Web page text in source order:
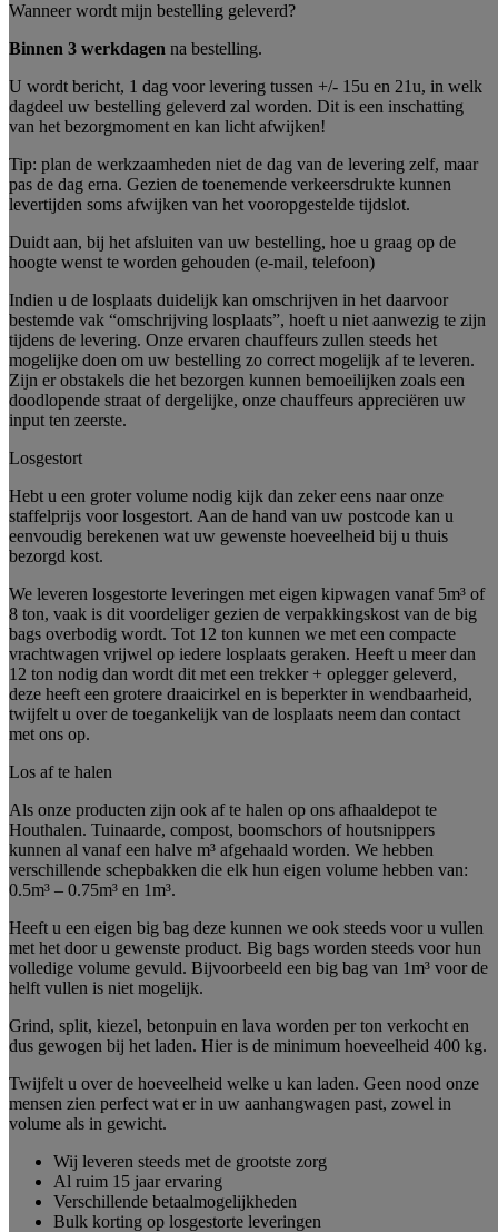
Wanneer wordt mijn bestelling geleverd?
Binnen 3 werkdagen na bestelling.
U wordt bericht, 1 dag voor levering tussen +/- 15u en 21u, in welk
dagdeel uw bestelling geleverd zal worden. Dit is een inschatting
van het bezorgmoment en kan licht afwijken!
Tip: plan de werkzaamheden niet de dag van de levering zelf, maar
pas de dag erna. Gezien de toenemende verkeersdrukte kunnen
levertijden soms afwijken van het vooropgestelde tijdslot.
Duidt aan, bij het afsluiten van uw bestelling, hoe u graag op de
hoogte wenst te worden gehouden (e-mail, telefoon)
Indien u de losplaats duidelijk kan omschrijven in het daarvoor
bestemde vak “omschrijving losplaats”, hoeft u niet aanwezig te zijn
tijdens de levering. Onze ervaren chauffeurs zullen steeds het
mogelijke doen om uw bestelling zo correct mogelijk af te leveren.
Zijn er obstakels die het bezorgen kunnen bemoeilijken zoals een
doodlopende straat of dergelijke, onze chauffeurs appreciëren uw
input ten zeerste.
Losgestort
Hebt u een groter volume nodig kijk dan zeker eens naar onze
staffelprijs voor losgestort. Aan de hand van uw postcode kan u
eenvoudig berekenen wat uw gewenste hoeveelheid bij u thuis
bezorgd kost.
We leveren losgestorte leveringen met eigen kipwagen vanaf 5m³ of
8 ton, vaak is dit voordeliger gezien de verpakkingskost van de big
bags overbodig wordt. Tot 12 ton kunnen we met een compacte
vrachtwagen vrijwel op iedere losplaats geraken. Heeft u meer dan
12 ton nodig dan wordt dit met een trekker + oplegger geleverd,
deze heeft een grotere draaicirkel en is beperkter in wendbaarheid,
twijfelt u over de toegankelijk van de losplaats neem dan contact
met ons op.
Los af te halen
Als onze producten zijn ook af te halen op ons afhaaldepot te
Houthalen. Tuinaarde, compost, boomschors of houtsnippers
kunnen al vanaf een halve m³ afgehaald worden. We hebben
verschillende schepbakken die elk hun eigen volume hebben van:
0.5m³ – 0.75m³ en 1m³.
Heeft u een eigen big bag deze kunnen we ook steeds voor u vullen
met het door u gewenste product. Big bags worden steeds voor hun
volledige volume gevuld. Bijvoorbeeld een big bag van 1m³ voor de
helft vullen is niet mogelijk.
Grind, split, kiezel, betonpuin en lava worden per ton verkocht en
dus gewogen bij het laden. Hier is de minimum hoeveelheid 400 kg.
Twijfelt u over de hoeveelheid welke u kan laden. Geen nood onze
mensen zien perfect wat er in uw aanhangwagen past, zowel in
volume als in gewicht.
Wij leveren steeds met de grootste zorg
Al ruim 15 jaar ervaring
Verschillende betaalmogelijkheden
Bulk korting op losgestorte leveringen